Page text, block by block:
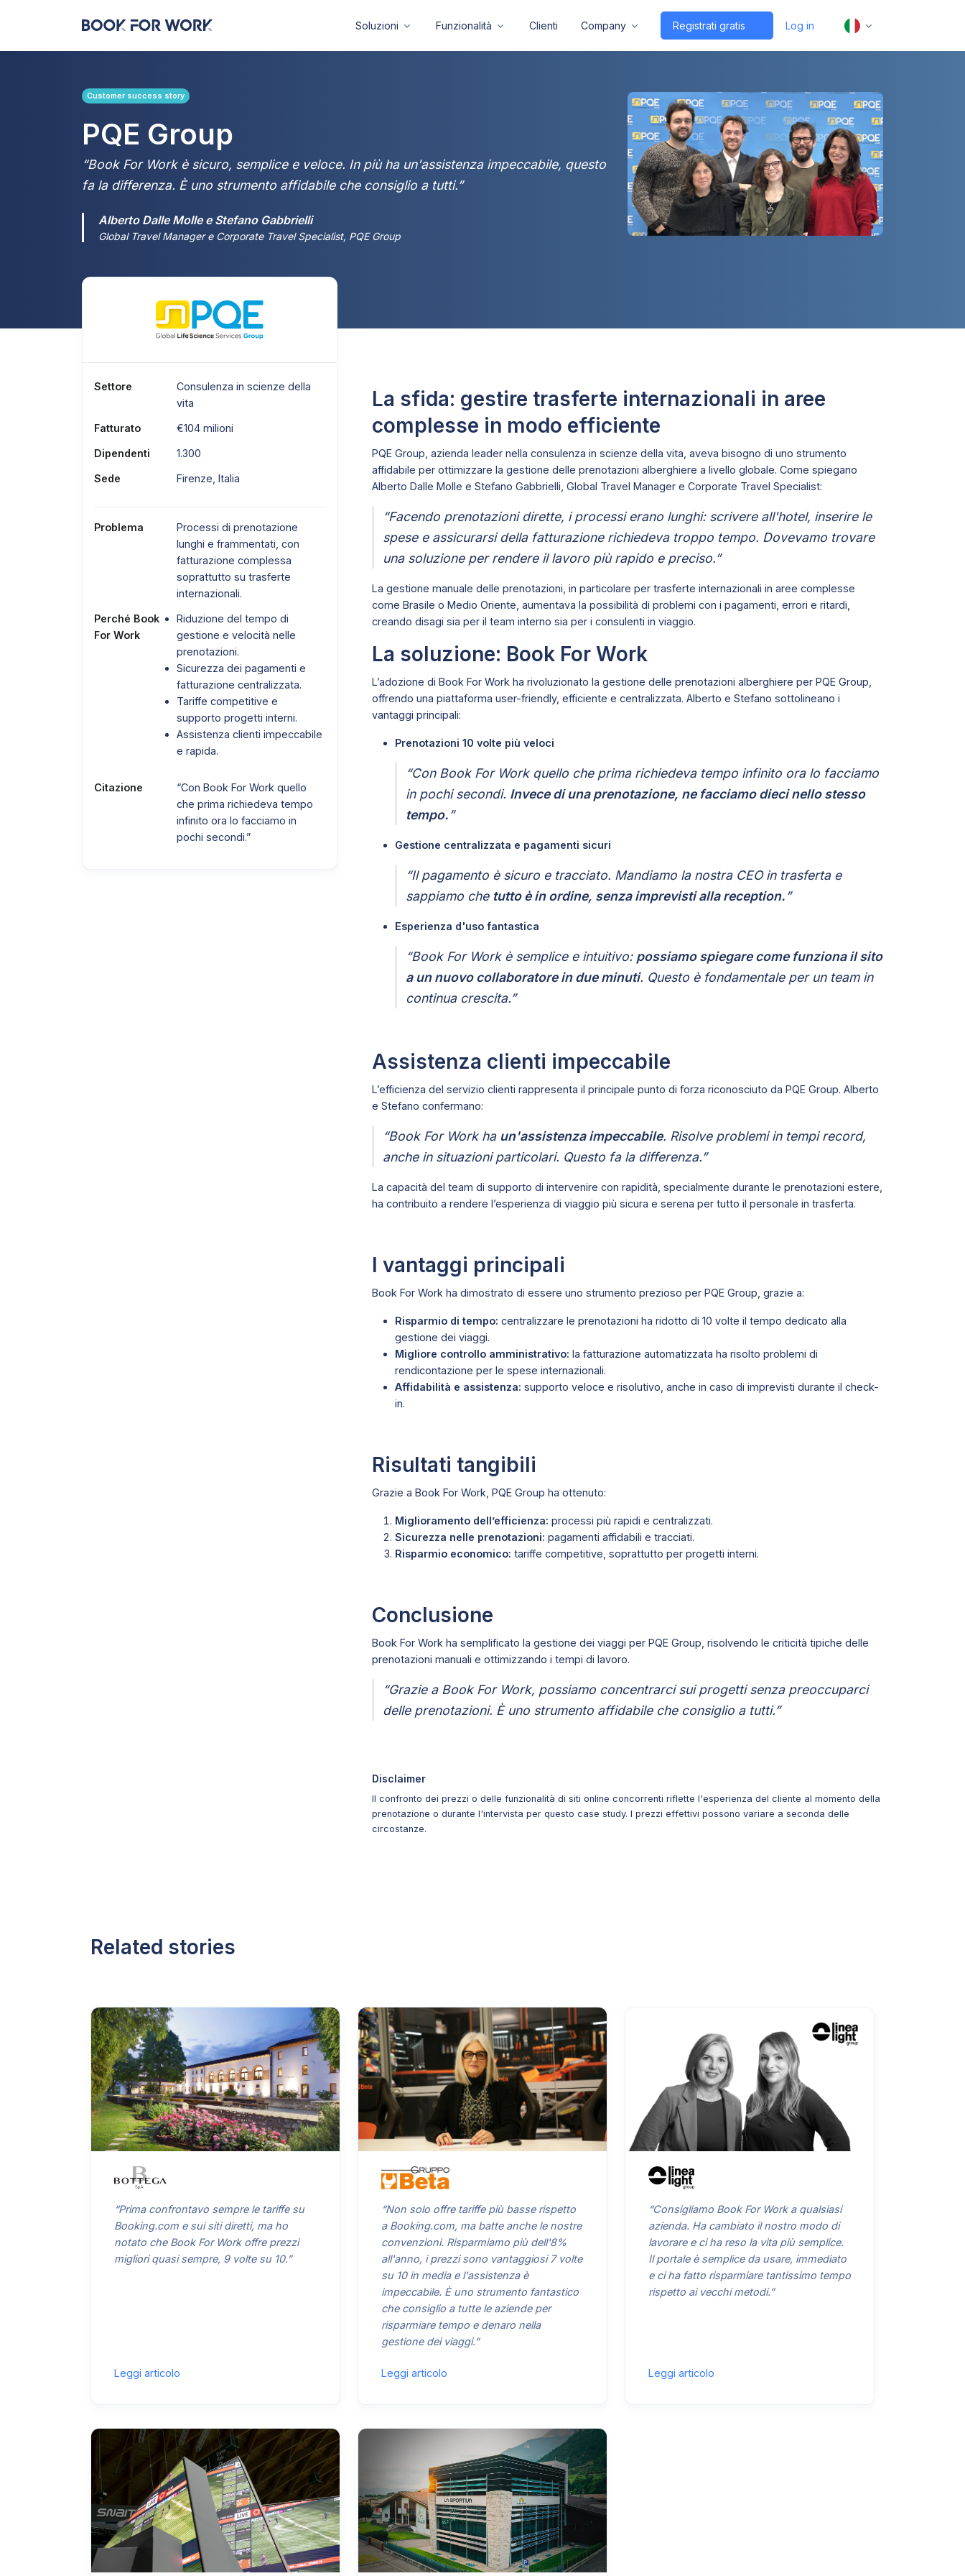
Soluzioni Funzionalità Clienti Company Registrati gratis Log in
Customer success story
PQE Group
“Book For Work è sicuro, semplice e veloce. In più ha un'assistenza impeccabile, questo
fa la differenza. È uno strumento affidabile che consiglio a tutti.”
Alberto Dalle Molle e Stefano Gabbrielli
Global Travel Manager e Corporate Travel Specialist, PQE Group
Settore
Consulenza in scienze della
vita
Fatturato €104 milioni
Dipendenti 1.300
Sede Firenze, Italia
Problema
Processi di prenotazione
lunghi e frammentati, con
fatturazione complessa
soprattutto su trasferte
internazionali.
Perché Book
For Work
Riduzione del tempo di
gestione e velocità nelle
prenotazioni.
Sicurezza dei pagamenti e
fatturazione centralizzata.
Tariffe competitive e
supporto progetti interni.
Assistenza clienti impeccabile
e rapida.
Citazione
“Con Book For Work quello
che prima richiedeva tempo
infinito ora lo facciamo in
pochi secondi.”
La sfida: gestire trasferte internazionali in aree
complesse in modo efficiente
PQE Group, azienda leader nella consulenza in scienze della vita, aveva bisogno di uno strumento
affidabile per ottimizzare la gestione delle prenotazioni alberghiere a livello globale. Come spiegano
Alberto Dalle Molle e Stefano Gabbrielli, Global Travel Manager e Corporate Travel Specialist:
“Facendo prenotazioni dirette, i processi erano lunghi: scrivere all'hotel, inserire le
spese e assicurarsi della fatturazione richiedeva troppo tempo. Dovevamo trovare
una soluzione per rendere il lavoro più rapido e preciso.”
La gestione manuale delle prenotazioni, in particolare per trasferte internazionali in aree complesse
come Brasile o Medio Oriente, aumentava la possibilità di problemi con i pagamenti, errori e ritardi,
creando disagi sia per il team interno sia per i consulenti in viaggio.
La soluzione: Book For Work
L’adozione di Book For Work ha rivoluzionato la gestione delle prenotazioni alberghiere per PQE Group,
offrendo una piattaforma user-friendly, efficiente e centralizzata. Alberto e Stefano sottolineano i
vantaggi principali:
Prenotazioni 10 volte più veloci
“Con Book For Work quello che prima richiedeva tempo infinito ora lo facciamo
in pochi secondi. Invece di una prenotazione, ne facciamo dieci nello stesso
tempo.”
Gestione centralizzata e pagamenti sicuri
“Il pagamento è sicuro e tracciato. Mandiamo la nostra CEO in trasferta e
sappiamo che tutto è in ordine, senza imprevisti alla reception.”
Esperienza d'uso fantastica
“Book For Work è semplice e intuitivo: possiamo spiegare come funziona il sito
a un nuovo collaboratore in due minuti. Questo è fondamentale per un team in
continua crescita.”
Assistenza clienti impeccabile
L’efficienza del servizio clienti rappresenta il principale punto di forza riconosciuto da PQE Group. Alberto
e Stefano confermano:
“Book For Work ha un'assistenza impeccabile. Risolve problemi in tempi record,
anche in situazioni particolari. Questo fa la differenza.”
La capacità del team di supporto di intervenire con rapidità, specialmente durante le prenotazioni estere,
ha contribuito a rendere l’esperienza di viaggio più sicura e serena per tutto il personale in trasferta.
I vantaggi principali
Book For Work ha dimostrato di essere uno strumento prezioso per PQE Group, grazie a:
Risparmio di tempo: centralizzare le prenotazioni ha ridotto di 10 volte il tempo dedicato alla
gestione dei viaggi.
Migliore controllo amministrativo: la fatturazione automatizzata ha risolto problemi di
rendicontazione per le spese internazionali.
Affidabilità e assistenza: supporto veloce e risolutivo, anche in caso di imprevisti durante il check-
in.
Risultati tangibili
Grazie a Book For Work, PQE Group ha ottenuto:
Miglioramento dell’efficienza: processi più rapidi e centralizzati.
Sicurezza nelle prenotazioni: pagamenti affidabili e tracciati.
Risparmio economico: tariffe competitive, soprattutto per progetti interni.
Conclusione
Book For Work ha semplificato la gestione dei viaggi per PQE Group, risolvendo le criticità tipiche delle
prenotazioni manuali e ottimizzando i tempi di lavoro.
“Grazie a Book For Work, possiamo concentrarci sui progetti senza preoccuparci
delle prenotazioni. È uno strumento affidabile che consiglio a tutti.”
Disclaimer
Il confronto dei prezzi o delle funzionalità di siti online concorrenti riflette l'esperienza del cliente al momento della
prenotazione o durante l'intervista per questo case study. I prezzi effettivi possono variare a seconda delle
circostanze.
Related stories
“Prima confrontavo sempre le tariffe su
Booking.com e sui siti diretti, ma ho
notato che Book For Work offre prezzi
migliori quasi sempre, 9 volte su 10.”
Leggi articolo
“Non solo offre tariffe più basse rispetto
a Booking.com, ma batte anche le nostre
convenzioni. Risparmiamo più dell'8%
all'anno, i prezzi sono vantaggiosi 7 volte
su 10 in media e l'assistenza è
impeccabile. È uno strumento fantastico
che consiglio a tutte le aziende per
risparmiare tempo e denaro nella
gestione dei viaggi.”
Leggi articolo
“Consigliamo Book For Work a qualsiasi
azienda. Ha cambiato il nostro modo di
lavorare e ci ha reso la vita più semplice.
Il portale è semplice da usare, immediato
e ci ha fatto risparmiare tantissimo tempo
rispetto ai vecchi metodi.”
Leggi articolo